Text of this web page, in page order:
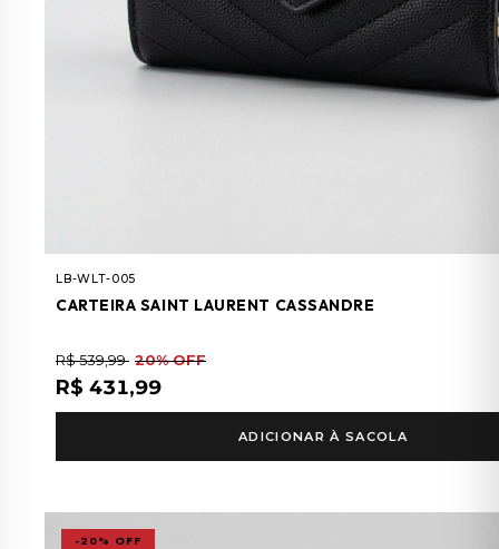
LB-WLT-005
CARTEIRA SAINT LAURENT CASSANDRE
R$ 539,99 20% OFF
R$ 431,99
ADICIONAR À SACOLA
-20% OFF